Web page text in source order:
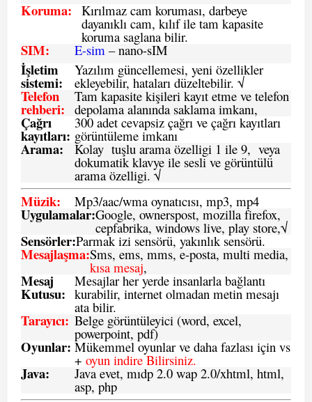
Koruma: Kırılmaz cam koruması, darbeye
dayanıklı cam, kılıf ile tam kapasite
koruma saglana bilir.
SIM: E-sim – nano-sIM
İşletim
sistemi:
Yazılım güncellemesi, yeni özellikler
ekleyebilir, hataları düzeltebilir. √
Telefon
rehberi:
Tam kapasite kişileri kayıt etme ve telefon
depolama alanında saklama imkanı,
Çağrı
kayıtları:
300 adet cevapsiz çağrı ve çağrı kayıtları
görüntüleme imkanı
Arama: Kolay tuşlu arama özelligi 1 ile 9, veya
dokumatik klavye ile sesli ve görüntülü
arama özelligi. √
Müzik: Mp3/aac/wma oynatıcısı, mp3, mp4
Uygulamalar:Google, ownerspost, mozilla firefox,
cepfabrika, windows live, play store,√
Sensörler:Parmak izi sensörü, yakınlık sensörü.
Mesajlaşma:Sms, ems, mms, e-posta, multi media,
kısa mesaj,
Mesaj
Kutusu:
Mesajlar her yerde insanlarla bağlantı
kurabilir, internet olmadan metin mesajı
ata bilir.
Tarayıcı: Belge görüntüleyici (word, excel,
powerpoint, pdf)
Oyunlar: Mükemmel oyunlar ve daha fazlası için vs
+ oyun indire Bilirsiniz.
Java: Java evet, mıdp 2.0 wap 2.0/xhtml, html,
asp, php